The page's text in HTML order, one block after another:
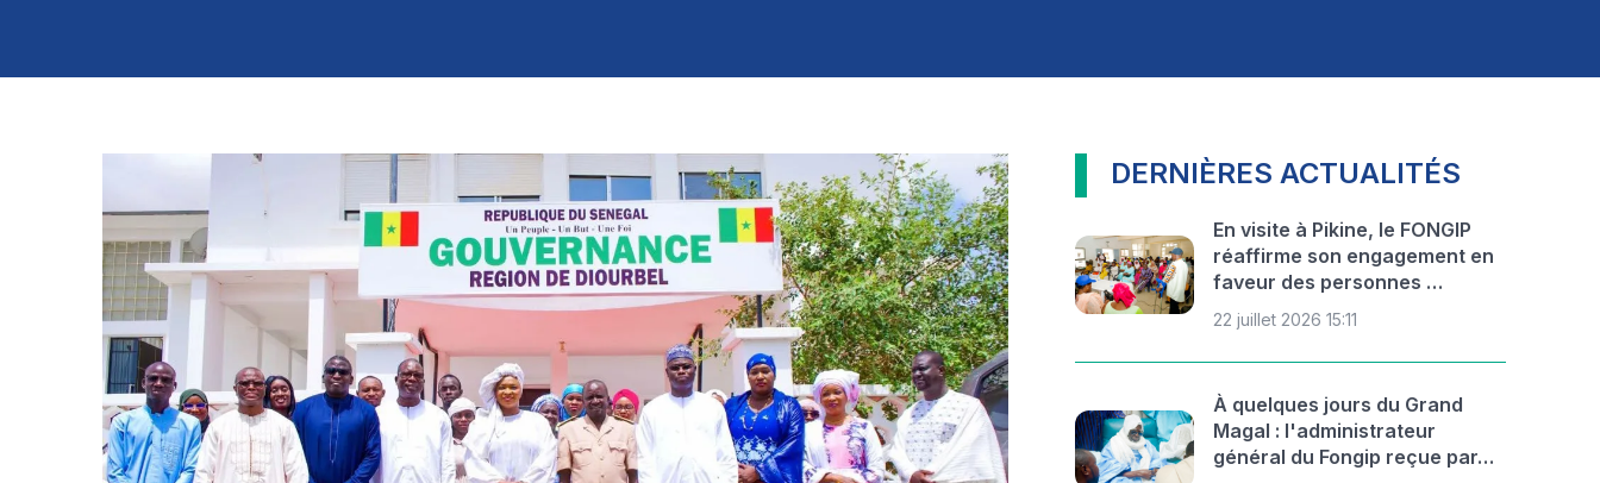
DERNIÈRES ACTUALITÉS
En visite à Pikine, le FONGIP
réaffirme son engagement en
faveur des personnes …
22 juillet 2026 15:11
À quelques jours du Grand
Magal : l'administrateur
général du Fongip reçue par…